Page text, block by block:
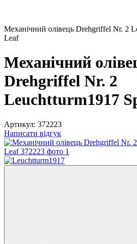
Механічний олівець Drehgriffel Nr. 2
Leaf
Механічний
Drehgriffel Nr. 2
Leuchtturm1917
Артикул: 372223
Написати відгук